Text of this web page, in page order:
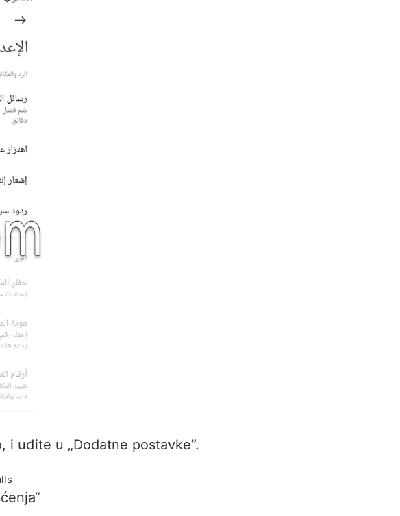
uđite u „Dodatne postavke“.